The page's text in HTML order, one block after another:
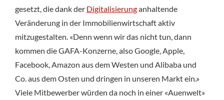
gesetzt, die dank der Digitalisierunganhaltende
Veränderung in der Immobilienwirtschaft aktiv
mitzugestalten. «Denn wenn wir das nicht tun, dann
kommen die GAFA-Konzerne, also Google, Apple,
Facebook, Amazon aus dem Westen und Alibaba und
Co. aus dem Osten und dringen in unseren Markt ein.»
Viele Mitbewerber würden da noch in einer «Auenwelt»